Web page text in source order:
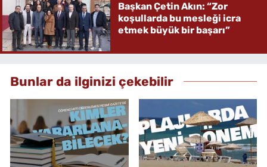
Başkan Çetin Akın: “Zor
koşullarda bu mesleği icra
etmek büyük bir başarı”
Bunlar da ilginizi çekebilir